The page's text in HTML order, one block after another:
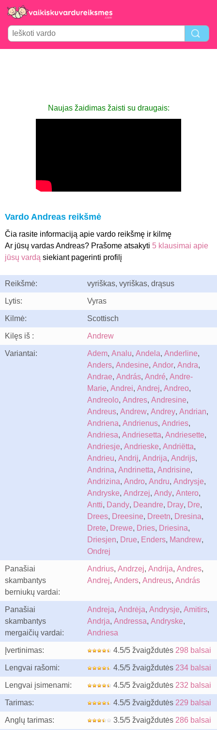
Naujas žaidimas žaisti su draugais:
Vardo Andreas reikšmė
Čia rasite informaciją apie vardo reikšmę ir kilmę
Ar jūsų vardas Andreas? Prašome atsakyti 5 klausimai apie
jūsų vardą siekiant pagerinti profilį
Reikšmė: vyriškas, vyriškas, drąsus
Lytis: Vyras
Kilmė: Scottisch
Kilęs iš : Andrew
Variantai: Adem, Analu, Andela, Anderline,
Anders, Andesine, Andor, Andra,
Andrae, András, André, Andre-
Marie, Andrei, Andrej, Andreo,
Andreolo, Andres, Andresine,
Andreus, Andrew, Andrey, Andrian,
Andriena, Andrienus, Andries,
Andriesa, Andriesetta, Andriesette,
Andriesje, Andrieske, Andriëtta,
Andrieu, Andrij, Andrija, Andrijs,
Andrina, Andrinetta, Andrisine,
Andrizina, Andro, Andru, Andrysje,
Andryske, Andrzej, Andy, Antero,
Antti, Dandy, Deandre, Dray, Dre,
Drees, Dreesine, Dreetn, Dresina,
Drete, Drewe, Dries, Driesina,
Driesjen, Drue, Enders, Mandrew,
Ondrej
Panašiai
skambantys
berniukų vardai:
Andrius, Andrzej, Andrija, Andres,
Andrej, Anders, Andreus, András
Panašiai
skambantys
mergaičių vardai:
Andreja, Andrėja, Andrysje, Amitirs,
Andrja, Andressa, Andryske,
Andriesa
Įvertinimas: 4.5/5 žvaigždutės 298 balsai
Lengvai rašomi: 4.5/5 žvaigždutės 234 balsai
Lengvai įsimenami: 4.5/5 žvaigždutės 232 balsai
Tarimas: 4.5/5 žvaigždutės 229 balsai
Anglų tarimas: 3.5/5 žvaigždutės 286 balsai